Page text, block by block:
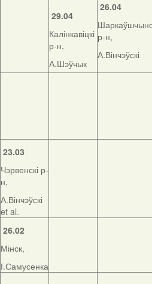
29.04
Калінкавіцкі
р-н,
А.Шэўчык
26.04
р-н,
А.Вінчэўскі
23.03
Чэрвенскі р-
н,
А.Вінчэўскі
et al.
26.02
Мінск,
І.Самусенка